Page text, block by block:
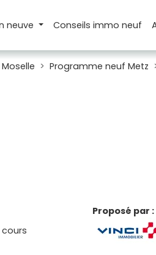
neuve Conseilsimmo neuf
Programme neuf Metz
Proposé par :